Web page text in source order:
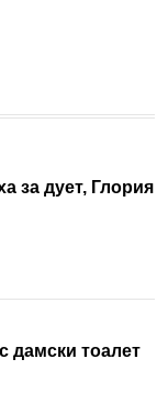
за дует, Глория
дамски тоалет